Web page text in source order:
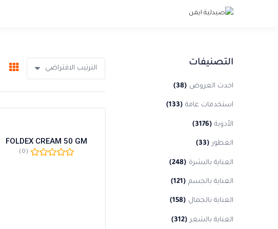
التصنيفات
احدث العروض (38)
استخدمات عامة (133)
الأدوية (3176)
العطور (33)
العناية بالبشرة (248)
العناية بالجسم (121)
العناية بالجمال (158)
العناية بالشعر (312)
الترتيب الافتراضي
FOLDEX CREAM 50 GM
(0)